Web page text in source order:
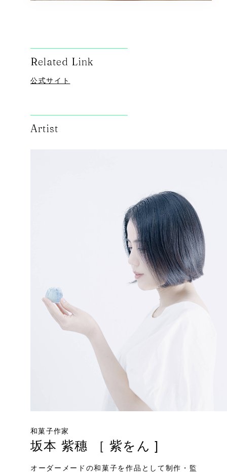
Related Link
公式サイト
Artist
和菓子作家
坂本 紫穗 ［ 紫をん ]
オーダーメードの和菓子を作品として制作・監